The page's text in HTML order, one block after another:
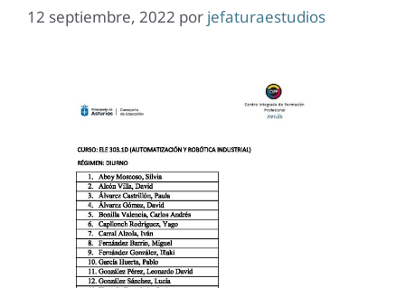
12 septiembre, 2022 por jefaturaestudios